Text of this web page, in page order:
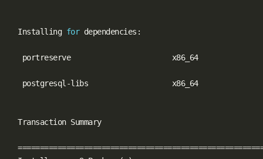
  Installing
for dependencies:
portreserve                       x86_64
postgresql-libs                   x86_64
  Transaction Summary
======================================================